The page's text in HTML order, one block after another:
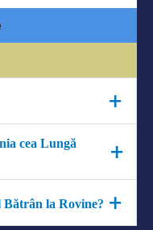
+
cea Lungă
+
de Iancu dela Rovine? +